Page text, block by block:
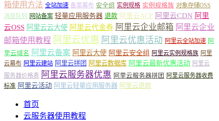
箱使用方法 全站加速 备案幕布 安全组 实例规格 实例规格族 对象存储OSS
消息队列
网站备案 轻量应用服务器 退款 阿里云ACP 阿里云CDN 阿里
云OSS 阿里云云大使 阿里云代金券 阿里云企业邮箱 阿里云企业
邮箱使用教程 阿里云优惠 阿里云优惠活动 阿里云全站加速 阿
里云域名 阿里云备案 阿里云大使 阿里云安全组 阿里云实例规格族 阿里
云幕布 阿里云建站 阿里云拼团 阿里云数据库 阿里云最新优惠活动 阿里云
服务器价格表 阿里云服务器优惠 阿里云服务器拼团 阿里云服务器收费
标准 阿里云活动 阿里云轻量应用服务器 阿里云退款
首页
云服务器使用教程